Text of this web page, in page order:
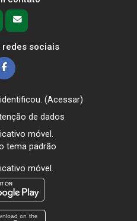
redes sociais
(Acessar)
de dados
móvel.
tema padrão
móvel.